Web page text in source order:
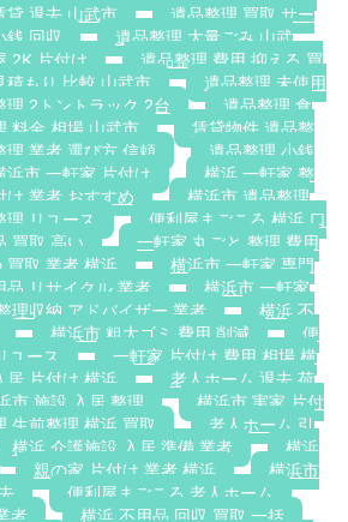
貸 退去 山武市
遺品整理 買取 サー
銭 回収
遺品整理 大量ごみ 山武
2K 片付け
遺品整理 費用 抑える 買
積もり 比較 山武市
遺品整理 未使用
理 2トントラック 2台
遺品整理 食
料金 相場 山武市
賃貸物件 遺品整
理 業者 選び方 信頼
遺品整理 小銭
浜市 一軒家 片付け
横浜 一軒家 整
け 業者 おすすめ
横浜市 遺品整理
理 リユース
便利屋まごころ 横浜 口
買取 高い
一軒家 丸ごと 整理 費用
買取 業者 横浜
横浜市 一軒家 専門
品 リサイクル 業者
横浜市 一軒家
理収納 アドバイザー 業者
横浜 不
横浜市 粗大ゴミ 費用 削減
便
ユース
一軒家 片付け 費用 相場 横
居 片付け 横浜
老人ホーム 退去 荷
市 施設 入居 整理
横浜市 実家 片付
生前整理 横浜 買取
老人ホーム 引
横浜 介護施設 入居 準備 業者
横浜
親の家 片付け 業者 横浜
横浜市
便利屋まごころ 老人ホーム
者
横浜 不用品 回収 買取 一括